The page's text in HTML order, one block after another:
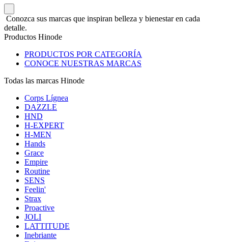
Conozca sus marcas que inspiran belleza y bienestar en cada
detalle.
Productos Hinode
PRODUCTOS POR CATEGORÍA
CONOCE NUESTRAS MARCAS
Todas las marcas Hinode
Corps Lígnea
DAZZLE
HND
H-EXPERT
H-MEN
Hands
Grace
Empire
Routine
SENS
Feelin'
Strax
Proactive
JOLI
LATTITUDE
Inebriante